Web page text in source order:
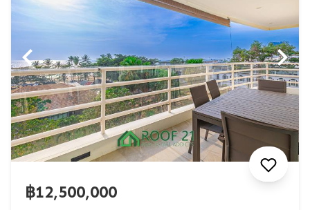
฿12,500,000